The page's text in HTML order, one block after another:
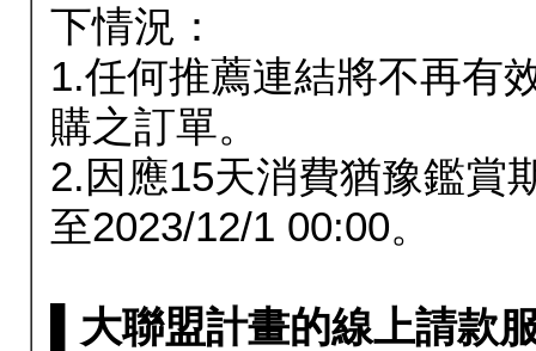
下情況：
1.任何推薦連結將不再有
購之訂單。
2.因應15天消費猶豫鑑賞
至2023/12/1 00:00。
▌大聯盟計畫的線上請款